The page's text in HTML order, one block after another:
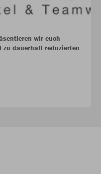
wir euch
zu dauerhaft reduzierten